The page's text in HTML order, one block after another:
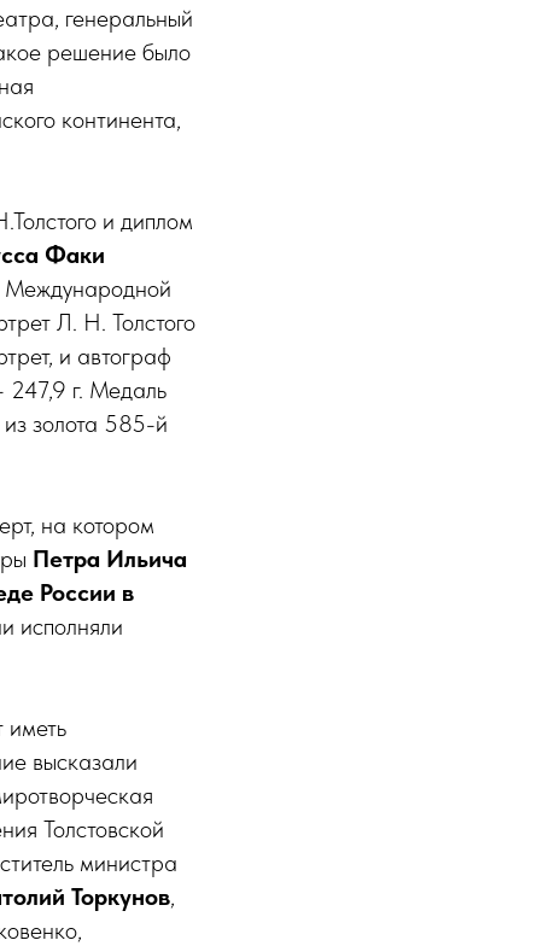
генеральный
решение было
континента,
и диплом
Факи
Международной
Л. Н. Толстого
и автограф
247,9 г. Медаль
золота 585-й
на котором
Петра Ильича
России в
исполняли
высказали
Толстовской
министра
Торкунов,